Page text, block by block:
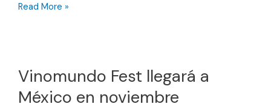
Llega
alitas”,
Wingstop
Read More »
Vinomundo Fest llegará a
México en noviembre